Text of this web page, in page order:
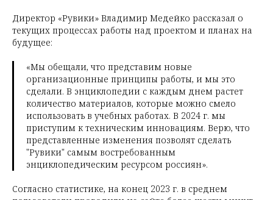
Директор «Рувики» Владимир Медейко рассказал о
текущих процессах работы над проектом и планах на
будущее:
«Мы обещали, что представим новые
организационные принципы работы, и мы это
сделали. В энциклопедии с каждым днем растет
количество материалов, которые можно смело
использовать в учебных работах. В 2024 г. мы
приступим к техническим инновациям. Верю, что
представленные изменения позволят сделать
"Рувики" самым востребованным
энциклопедическим ресурсом россиян».
Согласно статистике, на конец 2023 г. в среднем